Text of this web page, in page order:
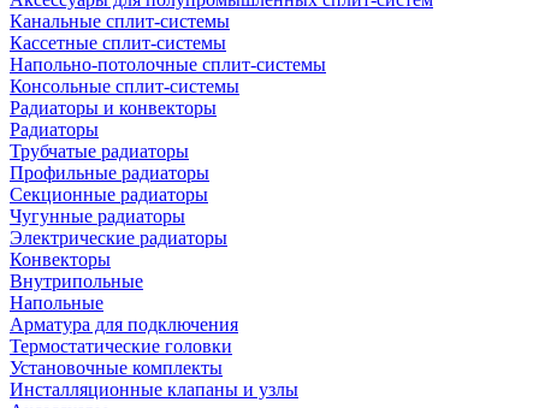
Канальные сплит-системы
Кассетные сплит-системы
Напольно-потолочные сплит-системы
Консольные сплит-системы
Радиаторы и конвекторы
Радиаторы
Трубчатые радиаторы
Профильные радиаторы
Секционные радиаторы
Чугунные радиаторы
Электрические радиаторы
Конвекторы
Внутрипольные
Напольные
Арматура для подключения
Термостатические головки
Установочные комплекты
Инсталляционные клапаны и узлы